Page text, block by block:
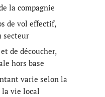
la compagnie
de vol effectif,
secteur
de découcher,
hors base
varie selon la
vie local